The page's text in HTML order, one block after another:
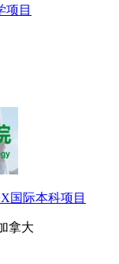
项目
国际本科项目
拿大